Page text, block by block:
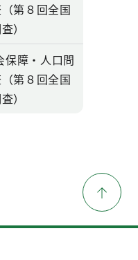
第８回全国
）
保障・人口問
第８回全国
）